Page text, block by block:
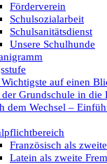
Förderverein
Schulsozialarbeit
Schulsanitätsdienst
Unsere Schulhunde
Wichtigste auf einen
der Grundschule in die
dem Wechsel –
Französisch als
Latein als zweite